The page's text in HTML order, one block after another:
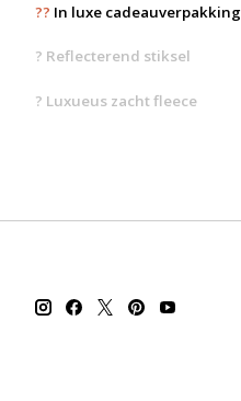
?? In luxe cadeauverpakking
? Reflecterend stiksel
? Luxueus zacht fleece